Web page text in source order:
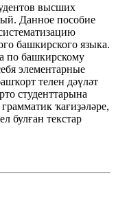
высших
Данное пособие
башкирского языка.
по башкирскому
элементарные
телен дәүләт
студенттарына
ҡағиҙәләре,
булған текстар